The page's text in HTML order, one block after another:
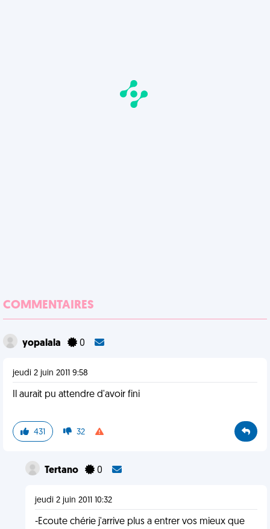
COMMENTAIRES
yopalala 0
jeudi 2 juin 2011 9:58
Il aurait pu attendre d'avoir fini
431 32
Tertano 0
jeudi 2 juin 2011 10:32
-Ecoute chérie j'arrive plus a entrer vos mieux que